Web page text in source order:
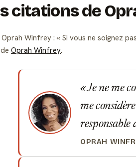
citations de
Winfrey : Si vous ne soignez
Oprah Winfrey.
Je ne me
me
responsable
OPRAH